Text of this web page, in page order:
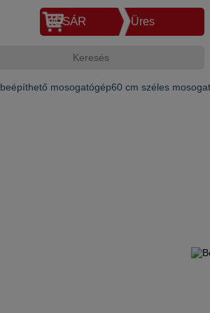
KOSÁR Üres
beépíthető mosogatógép60 cm széles